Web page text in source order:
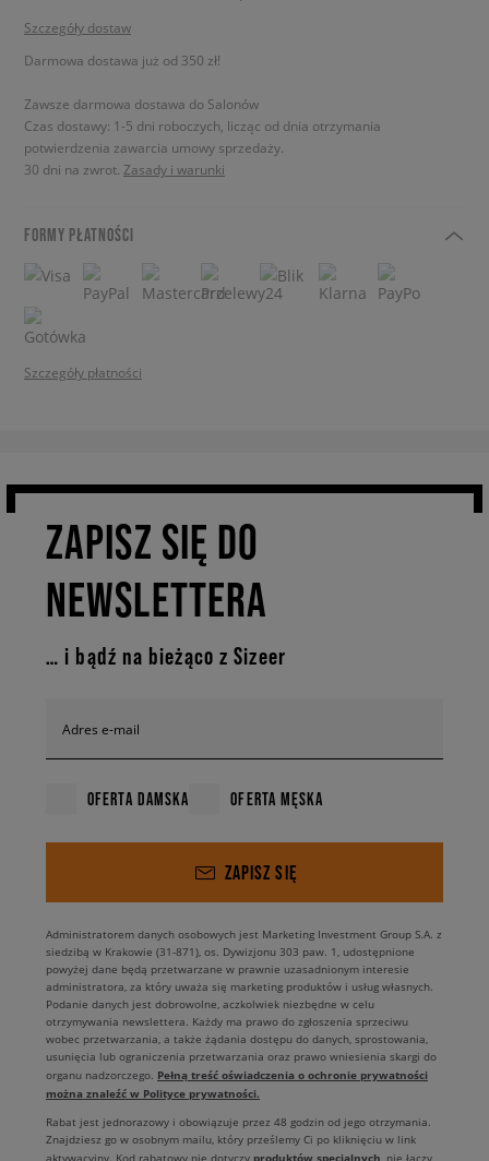
Szczegóły dostaw
Darmowa dostawa już od 350 zł!
Zawsze darmowa dostawa do Salonów
Czas dostawy: 1-5 dni roboczych, licząc od dnia otrzymania
potwierdzenia zawarcia umowy sprzedaży.
30 dni na zwrot. Zasady i warunki
FORMY PŁATNOŚCI
Szczegóły płatności
ZAPISZ SIĘ DO
NEWSLETTERA
… i bądź na bieżąco z Sizeer
Adres e-mail
OFERTA DAMSKA OFERTA MĘSKA
ZAPISZ SIĘ
Administratorem danych osobowych jest Marketing Investment Group S.A. z
siedzibą w Krakowie (31-871), os. Dywizjonu 303 paw. 1, udostępnione
powyżej dane będą przetwarzane w prawnie uzasadnionym interesie
administratora, za który uważa się marketing produktów i usług własnych.
Podanie danych jest dobrowolne, aczkolwiek niezbędne w celu
otrzymywania newslettera. Każdy ma prawo do zgłoszenia sprzeciwu
wobec przetwarzania, a także żądania dostępu do danych, sprostowania,
usunięcia lub ograniczenia przetwarzania oraz prawo wniesienia skargi do
organu nadzorczego. Pełną treść oświadczenia o ochronie prywatności
można znaleźć w Polityce prywatności.
Rabat jest jednorazowy i obowiązuje przez 48 godzin od jego otrzymania.
Znajdziesz go w osobnym mailu, który prześlemy Ci po kliknięciu w link
produktów specjalnych